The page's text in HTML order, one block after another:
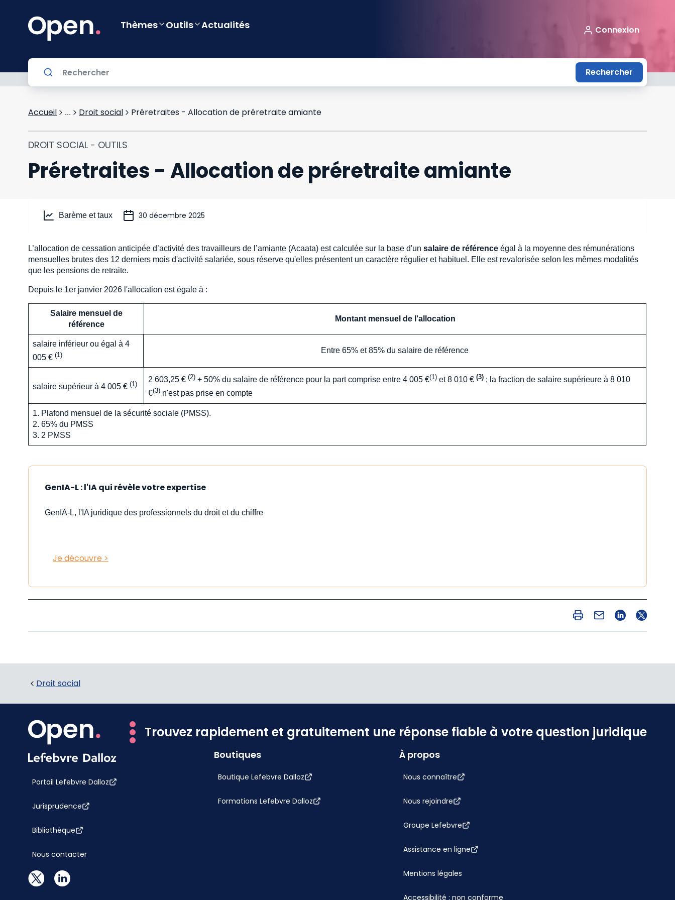
Thèmes Outils Actualités Connexion
Rechercher
Accueil ... Droit social Préretraites - Allocation de préretraite amiante
DROIT SOCIAL - OUTILS
Préretraites - Allocation de préretraite amiante
Barème et taux 30 décembre 2025
L’allocation de cessation anticipée d’activité des travailleurs de l’amiante (Acaata) est calculée sur la base d'un salaire de référence égal à la moyenne des rémunérations
mensuelles brutes des 12 derniers mois d'activité salariée, sous réserve qu'elles présentent un caractère régulier et habituel. Elle est revalorisée selon les mêmes modalités
que les pensions de retraite.
Depuis le 1er janvier 2026 l'allocation est égale à :
Salaire mensuel de
référence
Montant mensuel de l'allocation
salaire inférieur ou égal à 4
005 € (1)
Entre 65% et 85% du salaire de référence
salaire supérieur à 4 005 € (1)
2 603,25 € (2) + 50% du salaire de référence pour la part comprise entre 4 005 €(1) et 8 010 € (3) ; la fraction de salaire supérieure à 8 010
€(3) n'est pas prise en compte
1. Plafond mensuel de la sécurité sociale (PMSS).
2. 65% du PMSS
3. 2 PMSS
GenIA-L : l'IA qui révèle votre expertise
GenIA-L, l'IA juridique des professionnels du droit et du chiffre
Je découvre >
Droit social
Trouvez rapidement et gratuitement une réponse fiable à votre question juridique
Portail Lefebvre Dalloz
Jurisprudence
Bibliothèque
Nous contacter
Boutiques
Boutique Lefebvre Dalloz
Formations Lefebvre Dalloz
À propos
Nous connaître
Nous rejoindre
Groupe Lefebvre
Assistance en ligne
Mentions légales
Accessibilité : non conforme